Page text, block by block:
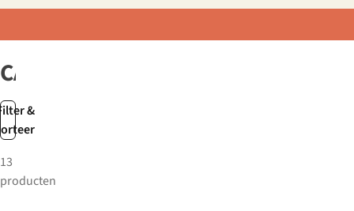
&
CAO
13
producten